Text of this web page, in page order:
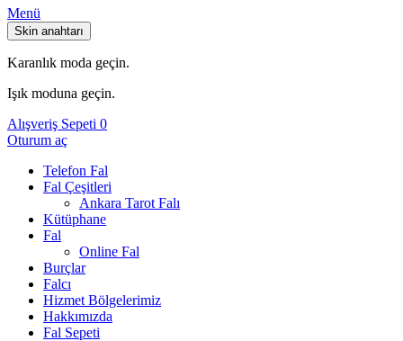
Menü
Skin anahtarı
Karanlık moda geçin.
Işık moduna geçin.
Alışveriş Sepeti 0
Oturum aç
Telefon Fal
Fal Çeşitleri
Ankara Tarot Falı
Kütüphane
Fal
Online Fal
Burçlar
Falcı
Hizmet Bölgelerimiz
Hakkımızda
Fal Sepeti